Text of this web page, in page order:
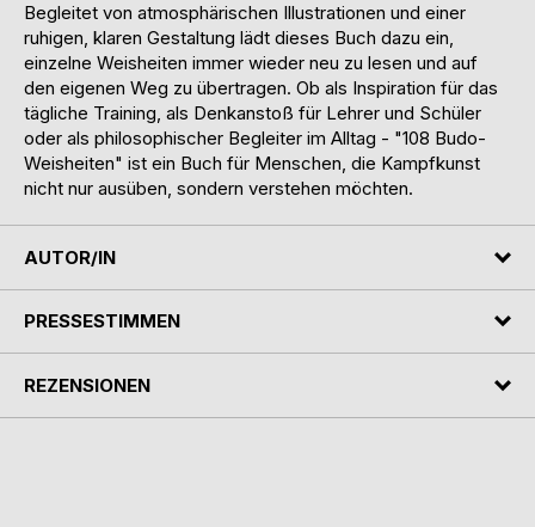
Begleitet von atmosphärischen Illustrationen und einer
ruhigen, klaren Gestaltung lädt dieses Buch dazu ein,
einzelne Weisheiten immer wieder neu zu lesen und auf
den eigenen Weg zu übertragen. Ob als Inspiration für das
tägliche Training, als Denkanstoß für Lehrer und Schüler
oder als philosophischer Begleiter im Alltag - "108 Budo-
Weisheiten" ist ein Buch für Menschen, die Kampfkunst
nicht nur ausüben, sondern verstehen möchten.
AUTOR/IN
PRESSESTIMMEN
REZENSIONEN